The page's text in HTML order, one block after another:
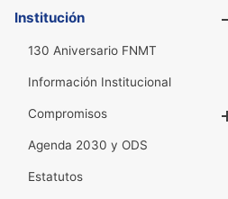
Institución
130 Aniversario FNMT
Información Institucional
Compromisos
Agenda 2030 y ODS
Estatutos